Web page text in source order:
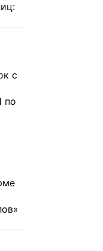
с
по